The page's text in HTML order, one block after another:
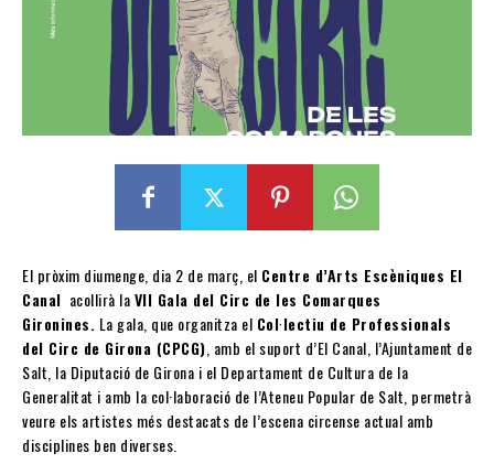
El pròxim diumenge, dia 2 de març, el Centre d’Arts Escèniques El
Canal acollirà laVII Gala del Circ de les Comarques
Gironines. La gala, que organitza el Col·lectiu de Professionals
del Circ de Girona (CPCG), amb el suport d’El Canal, l’Ajuntament de
Salt, la Diputació de Girona i el Departament de Cultura de la
Generalitat i amb la col·laboració de l’Ateneu Popular de Salt, permetrà
veure els artistes més destacats de l’escena circense actual amb
disciplines ben diverses.